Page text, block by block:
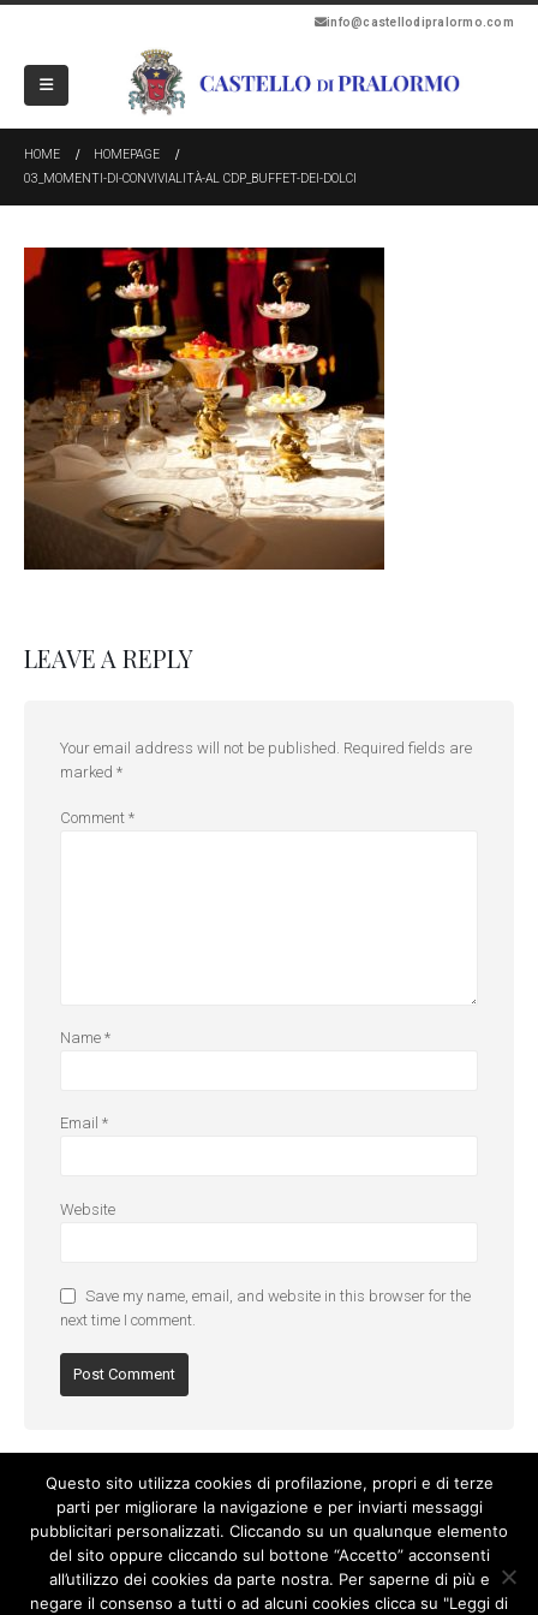
info@castellodipralormo.com
HOME
HOMEPAGE
03_MOMENTI-DI-CONVIVIALITÀ-AL CDP_BUFFET-DEI-DOLCI
LEAVE A REPLY
Your email address will not be published. Required fields are
marked *
Comment *
Name *
Email *
Website
Save my name, email, and website in this browser for the
next time I comment.
Questo sito utilizza cookies di profilazione, propri e di terze
parti per migliorare la navigazione e per inviarti messaggi
pubblicitari personalizzati. Cliccando su un qualunque elemento
del sito oppure cliccando sul bottone “Accetto” acconsenti
all’utilizzo dei cookies da parte nostra. Per saperne di più e
negare il consenso a tutti o ad alcuni cookies clicca su "Leggi di